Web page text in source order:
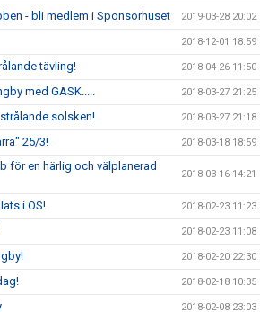
- bli medlem i Sponsorhuset 2019-03-28 20:02
2018-12-01 18:59
tävling! 2018-04-26 11:50
med GASK..... 2018-03-27 21:25
solsken! 2018-03-27 21:18
25/3! 2018-03-18 18:59
för en härlig och välplanerad
2018-03-16 14:21
i OS! 2018-02-23 11:23
2018-02-23 11:08
2018-02-20 22:30
2018-02-18 10:35
2018-02-08 23:03